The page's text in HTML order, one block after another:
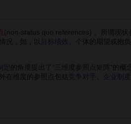
(non-status quo references) 。所谓现状
况，如，以
目标绩效
、个体的期望或抱
的角度提出了“三维度参照点矩阵”的概
在维度的参照点包括 竞争对手 企业制度